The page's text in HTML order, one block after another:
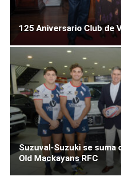
125 Aniversario Club de
Suzuval-Suzuki se suma
Old Mackayans RFC